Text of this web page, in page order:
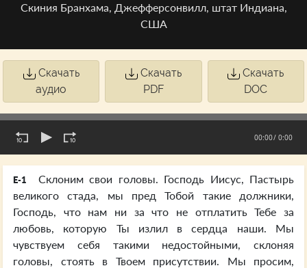
Скиния Бранхама, Джефферсонвилл, штат Индиана,
США
Скачать
аудио
Скачать
PDF
Скачать
DOC
00:00/ 0:00
E-1
Склоним свои головы. Господь Иисус, Пастырь
великого стада, мы пред Тобой такие должники,
Господь, что нам ни за что не отплатить Тебе за
любовь, которую Ты излил в сердца наши. Мы
чувствуем себя такими недостойными, склоняя
головы, стоять в Твоем присутствии. Мы просим,